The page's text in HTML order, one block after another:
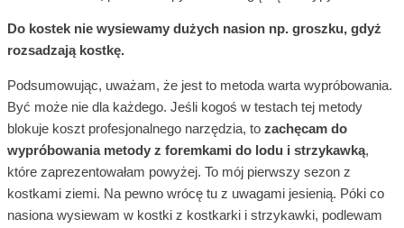
Do kostek nie wysiewamy dużych nasion np. groszku, gdyż
rozsadzają kostkę.
Podsumowując, uważam, że jest to metoda warta wypróbowania.
Być może nie dla każdego. Jeśli kogoś w testach tej metody
blokuje koszt profesjonalnego narzędzia, to zachęcam do
wypróbowania metody z foremkami do lodu i strzykawką,
które zaprezentowałam powyżej. To mój pierwszy sezon z
kostkami ziemi. Na pewno wrócę tu z uwagami jesienią. Póki co
nasiona wysiewam w kostki z kostkarki i strzykawki, podlewam